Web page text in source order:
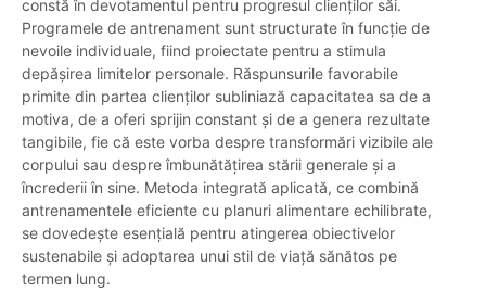
constă în devotamentul pentru progresul clienților săi.
Programele de antrenament sunt structurate în funcție de
nevoile individuale, fiind proiectate pentru a stimula
depășirea limitelor personale. Răspunsurile favorabile
primite din partea clienților subliniază capacitatea sa de a
motiva, de a oferi sprijin constant și de a genera rezultate
tangibile, fie că este vorba despre transformări vizibile ale
corpului sau despre îmbunătățirea stării generale și a
încrederii în sine. Metoda integrată aplicată, ce combină
antrenamentele eficiente cu planuri alimentare echilibrate,
se dovedește esențială pentru atingerea obiectivelor
sustenabile și adoptarea unui stil de viață sănătos pe
termen lung.